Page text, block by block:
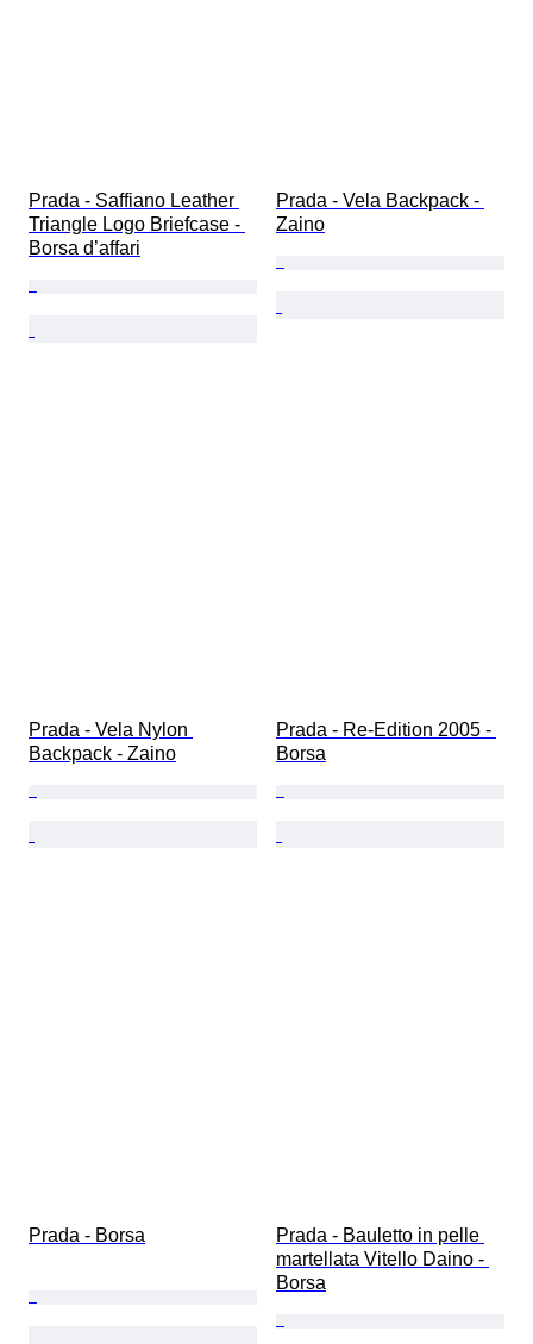
Prada - Saffiano Leather
Triangle Logo Briefcase -
Borsa d’affari
Prada - Vela Backpack -
Zaino
Prada - Vela Nylon
Backpack - Zaino
Prada - Re-Edition 2005 -
Borsa
Prada - Borsa
Prada - Bauletto in pelle
martellata Vitello Daino -
Borsa